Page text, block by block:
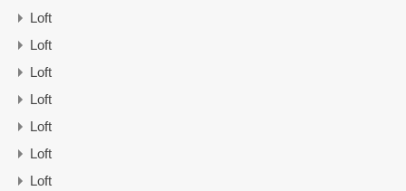
Loft
Loft
Loft
Loft
Loft
Loft
Loft